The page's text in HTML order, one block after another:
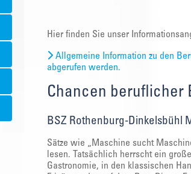
Hier finden Sie unser
Allgemeine Information zu den
abgerufen werden.
Chancen beruflicher
BSZ Rothenburg-Dinkelsbühl
Sätze wie „Maschine sucht
lesen. Tatsächlich herrscht ein
Gastronomie, in den klassischen